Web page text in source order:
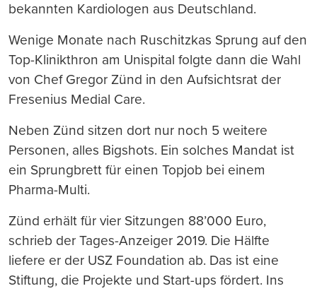
bekannten Kardiologen aus Deutschland.
Wenige Monate nach Ruschitzkas Sprung auf den
Top-Klinikthron am Unispital folgte dann die Wahl
von Chef Gregor Zünd in den Aufsichtsrat der
Fresenius Medial Care.
Neben Zünd sitzen dort nur noch 5 weitere
Personen, alles Bigshots. Ein solches Mandat ist
ein Sprungbrett für einen Topjob bei einem
Pharma-Multi.
Zünd erhält für vier Sitzungen 88’000 Euro,
schrieb der Tages-Anzeiger 2019. Die Hälfte
liefere er der USZ Foundation ab. Das ist eine
Stiftung, die Projekte und Start-ups fördert. Ins